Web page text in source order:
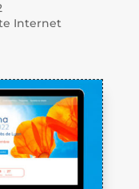
Internet